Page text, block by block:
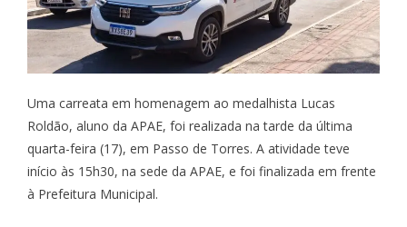
Uma carreata em homenagem ao medalhista Lucas
Roldão, aluno da APAE, foi realizada na tarde da última
quarta-feira (17), em Passo de Torres. A atividade teve
início às 15h30, na sede da APAE, e foi finalizada em frente
à Prefeitura Municipal.